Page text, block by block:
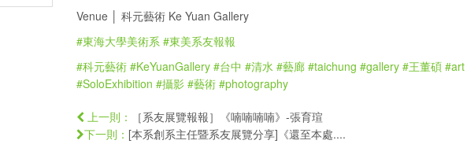
Venue │ 科元藝術 Ke Yuan Gallery
#東海大學美術系 #東美系友報報
#科元藝術 #KeYuanGallery #台中 #清水 #藝廊 #taichung #gallery #王董碩 #art
#SoloExhibition #攝影 #藝術 #photography
上一則： ［系友展覽報報］《喃喃喃喃》-張育瑄
下一則： [本系創系主任暨系友展覽分享]《還至本處....